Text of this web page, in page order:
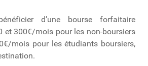
d’une bourse forfaitaire
et 300€/mois pour les non-boursiers
mois pour les étudiants boursiers,